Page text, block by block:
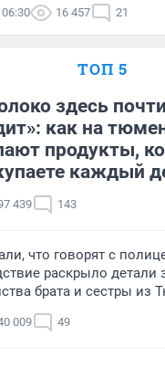
16 457 21
ТОП 5
здесь
как на
продукты,
каждый
439 143
что говорят с
раскрыло детали
брата и сестры из
009 49